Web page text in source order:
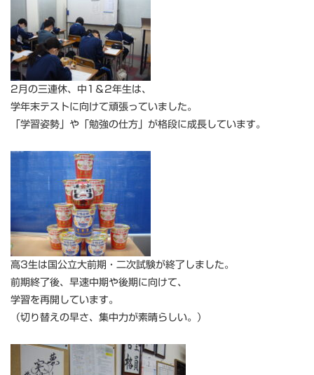
2月の三連休、中1＆2年生は、
学年末テストに向けて頑張っていました。
「学習姿勢」や「勉強の仕方」が格段に成長しています。
高3生は国公立大前期・二次試験が終了しました。
前期終了後、早速中期や後期に向けて、
学習を再開しています。
（切り替えの早さ、集中力が素晴らしい。）